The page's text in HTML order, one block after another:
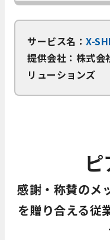
サービス名： X-
提供会社：株式会
リューションズ
感謝・称賛のメ
を贈り合える従